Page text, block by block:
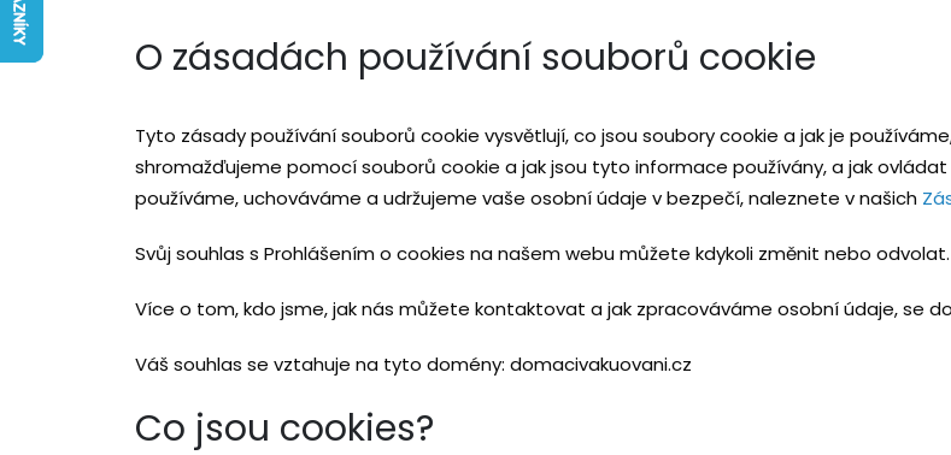
O zásadách používání souborů cookie
Tyto zásady používání souborů cookie vysvětlují, co jsou soubory cookie a jak je
shromažďujeme pomocí souborů cookie a jak jsou tyto informace používány, a jak
používáme, uchováváme a udržujeme vaše osobní údaje v bezpečí, naleznete v našich
Svůj souhlas s Prohlášením o cookies na našem webu můžete kdykoli změnit nebo odvolat.
Více o tom, kdo jsme, jak nás můžete kontaktovat a jak zpracováváme osobní údaje, se
Váš souhlas se vztahuje na tyto domény: domacivakuovani.cz
Co jsou cookies?